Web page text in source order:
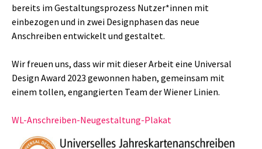
bereits im Gestaltungsprozess Nutzer*innen mit
einbezogen und in zwei Designphasen das neue
Anschreiben entwickelt und gestaltet.
Wir freuen uns, dass wir mit dieser Arbeit eine Universal
Design Award 2023 gewonnen haben, gemeinsam mit
einem tollen, engangierten Team der Wiener Linien.
WL-Anschreiben-Neugestaltung-Plakat